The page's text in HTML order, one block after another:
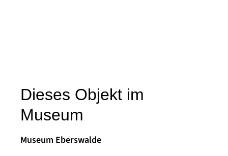
Dieses Objekt im
Museum
Museum Eberswalde